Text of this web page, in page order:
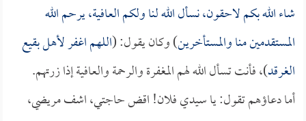
شاء الله بكم لاحقون، نسأل الله لنا ولكم العافية، يرحم الله
المستقدمين منا والمستأخرين) وكان يقول: (اللهم اغفر لأهل بقيع
الغرقد)، فأنت تسأل الله لهم المغفرة والرحمة والعافية إذا زرتهم.
أما دعاؤهم تقول: يا سيدي فلان! اقض حاجتي، اشف مريضي،